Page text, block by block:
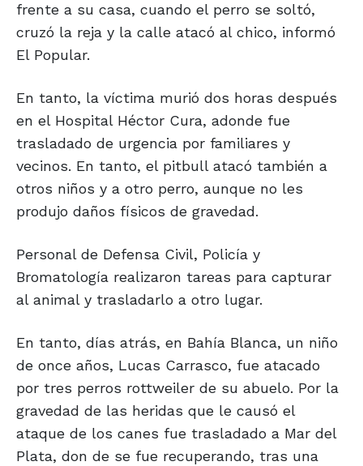
frente a su casa, cuando el perro se soltó,
cruzó la reja y la calle atacó al chico, informó
El Popular.
En tanto, la víctima murió dos horas después
en el Hospital Héctor Cura, adonde fue
trasladado de urgencia por familiares y
vecinos. En tanto, el pitbull atacó también a
otros niños y a otro perro, aunque no les
produjo daños físicos de gravedad.
Personal de Defensa Civil, Policía y
Bromatología realizaron tareas para capturar
al animal y trasladarlo a otro lugar.
En tanto, días atrás, en Bahía Blanca, un niño
de once años, Lucas Carrasco, fue atacado
por tres perros rottweiler de su abuelo. Por la
gravedad de las heridas que le causó el
ataque de los canes fue trasladado a Mar del
Plata, don de se fue recuperando, tras una